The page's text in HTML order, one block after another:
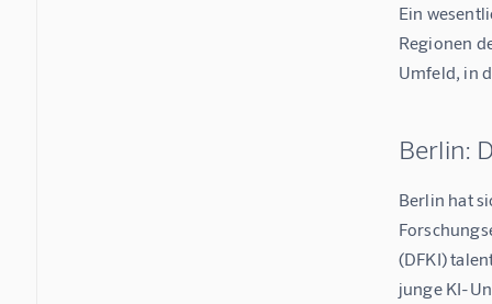
Ein
Regionen
Umfeld, in
Berlin:
Berlin hat
(DFKI)
junge KI-